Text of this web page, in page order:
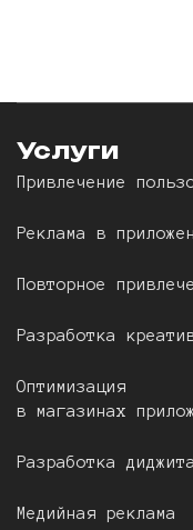
Услуги
Привлечение
Реклама в
Повторное
Разработка
Оптимизация
в магазинах
Разработка
Медийная реклама